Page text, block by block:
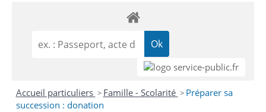
Accueil particuliers > Famille - Scolarité > Préparer sa
succession : donation